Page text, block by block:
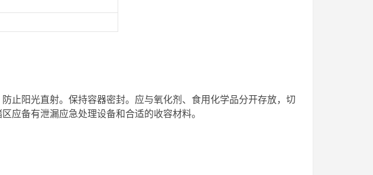
止阳光直射。保持容器密封。应与氧化剂、食用化学品分开存放，切
应备有泄漏应急处理设备和合适的收容材料。